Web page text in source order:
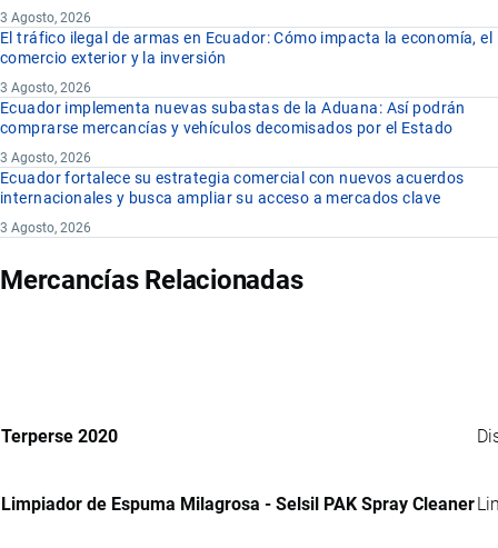
3 Agosto, 2026
El tráfico ilegal de armas en Ecuador: Cómo impacta la economía, el
comercio exterior y la inversión
3 Agosto, 2026
Ecuador implementa nuevas subastas de la Aduana: Así podrán
comprarse mercancías y vehículos decomisados por el Estado
3 Agosto, 2026
Ecuador fortalece su estrategia comercial con nuevos acuerdos
internacionales y busca ampliar su acceso a mercados clave
3 Agosto, 2026
Mercancías Relacionadas
Terperse 2020
Limpiador de Espuma Milagrosa - Selsil PAK Spray Cleaner